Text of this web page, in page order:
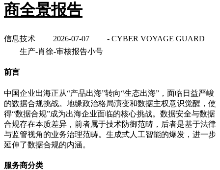
商全景报告
信息技术 2026-07-07 - CYBER VOYAGE GUARD
生产-肖徐-审核报告小号
前言
中国企业出海正从“产品出海”转向“生态出海”，面临日益严峻
的数据合规挑战。地缘政治格局演变和数据主权意识觉醒，使
得“数据合规”成为出海企业面临的核心挑战。数据安全与数据
合规存在本质差异，前者属于技术防御范畴，后者是基于法律
与监管视角的业务治理范畴。生成式人工智能的爆发，进一步
延伸了数据合规的内涵。
服务商分类